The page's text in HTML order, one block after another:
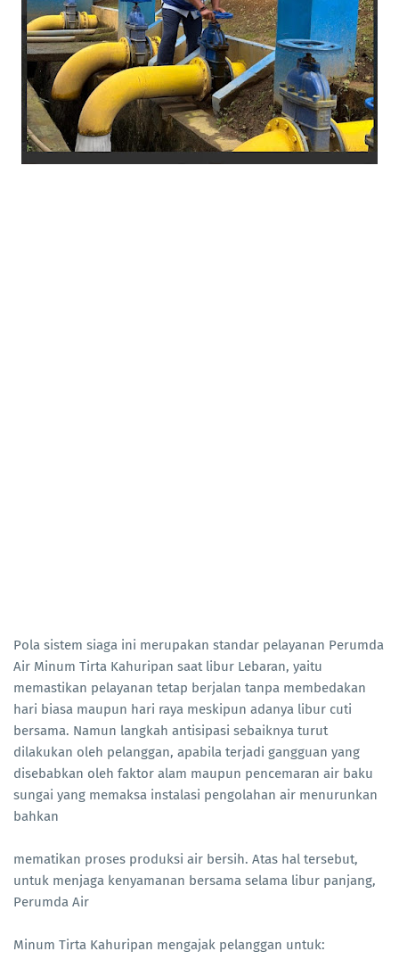
Pola sistem siaga ini merupakan standar pelayanan Perumda
Air Minum Tirta Kahuripan saat libur Lebaran, yaitu
memastikan pelayanan tetap berjalan tanpa membedakan
hari biasa maupun hari raya meskipun adanya libur cuti
bersama. Namun langkah antisipasi sebaiknya turut
dilakukan oleh pelanggan, apabila terjadi gangguan yang
disebabkan oleh faktor alam maupun pencemaran air baku
sungai yang memaksa instalasi pengolahan air menurunkan
bahkan
mematikan proses produksi air bersih. Atas hal tersebut,
untuk menjaga kenyamanan bersama selama libur panjang,
Perumda Air
Minum Tirta Kahuripan mengajak pelanggan untuk: